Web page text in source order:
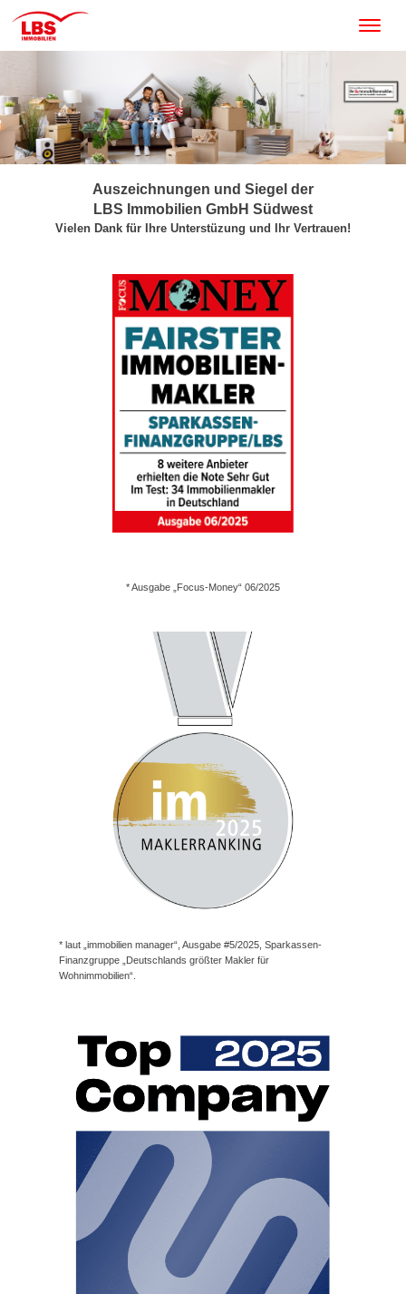
Auszeichnungen und Siegel der
LBS Immobilien GmbH Südwest
Vielen Dank für Ihre Unterstüzung und Ihr Vertrauen!
* Ausgabe „Focus-Money“ 06/2025
* laut „immobilien manager“, Ausgabe #5/2025, Sparkassen-
Finanzgruppe „Deutschlands größter Makler für
Wohnimmobilien“.